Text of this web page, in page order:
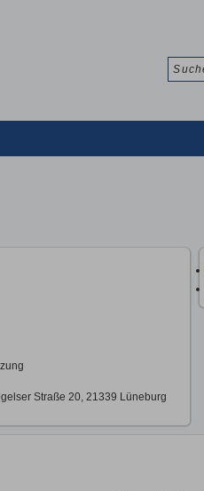
Straße 20, 21339 Lüneburg